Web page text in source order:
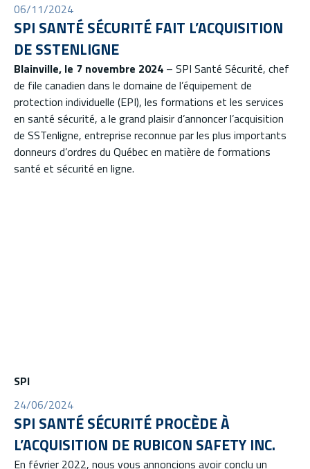
06/11/2024
SPI SANTÉ SÉCURITÉ FAIT L’ACQUISITION
DE SSTENLIGNE
Blainville, le 7 novembre 2024 – SPI Santé Sécurité, chef
de file canadien dans le domaine de l’équipement de
protection individuelle (EPI), les formations et les services
en santé sécurité, a le grand plaisir d’annoncer l’acquisition
de SSTenligne, entreprise reconnue par les plus importants
donneurs d’ordres du Québec en matière de formations
santé et sécurité en ligne.
SPI
24/06/2024
SPI SANTÉ SÉCURITÉ PROCÈDE À
L’ACQUISITION DE RUBICON SAFETY INC.
En février 2022, nous vous annoncions avoir conclu un